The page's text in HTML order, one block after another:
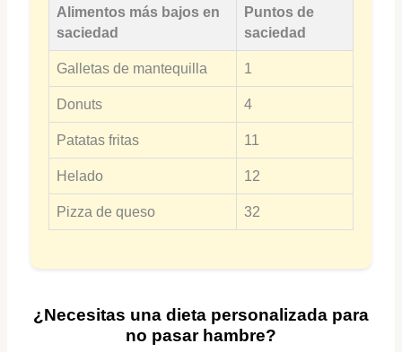
Alimentos más bajos en
saciedad
Puntos de
saciedad
Galletas de mantequilla 1
Donuts 4
Patatas fritas 11
Helado 12
Pizza de queso 32
¿Necesitas una dieta personalizada para
no pasar hambre?